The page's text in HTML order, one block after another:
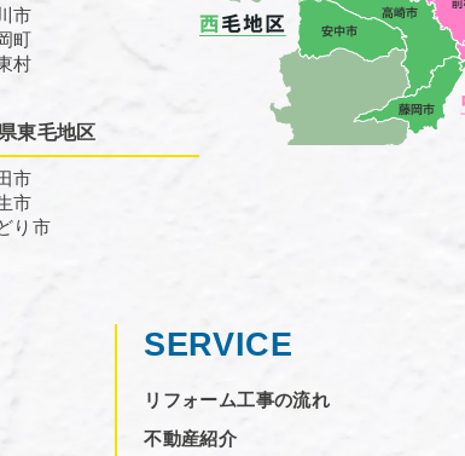
市
町
村
東毛地区
市
市
り市
SERVICE
リフォーム工事の流れ
不動産紹介